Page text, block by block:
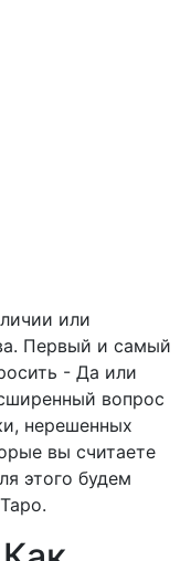
или
Первый и самый
- Да или
вопрос
нерешенных
вы считаете
этого будем